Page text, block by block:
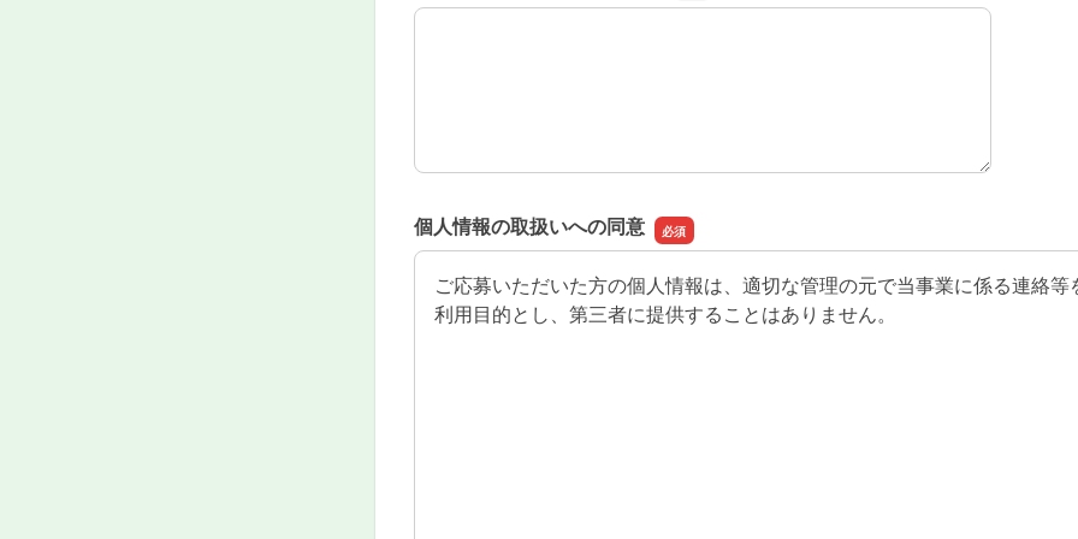
【その他】希望や問い合わせ
個人情報の取扱いへの同意
ご応募いただいた方の個人情報は、適切な管理の元で当事業に係る連絡等
利用目的とし、第三者に提供することはありません。